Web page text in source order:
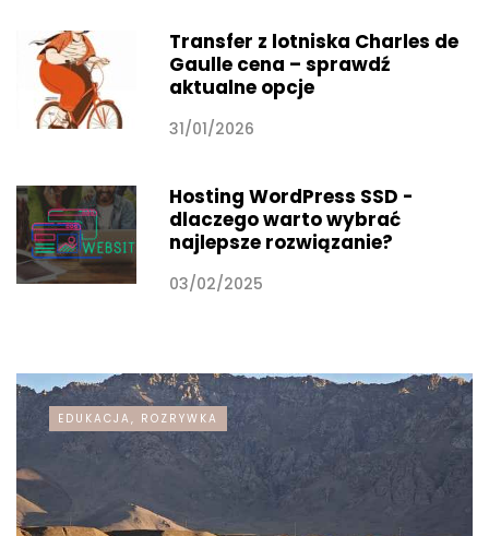
Transfer z lotniska Charles de
Gaulle cena – sprawdź
aktualne opcje
31/01/2026
Hosting WordPress SSD -
dlaczego warto wybrać
najlepsze rozwiązanie?
03/02/2025
EDUKACJA, ROZRYWKA